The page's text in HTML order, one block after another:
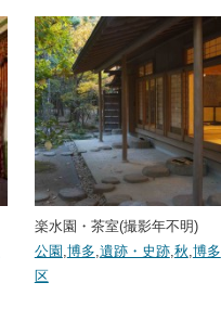
楽水園・茶室(撮影年不明)
公園 博多 遺跡・史跡, 秋 博多
区